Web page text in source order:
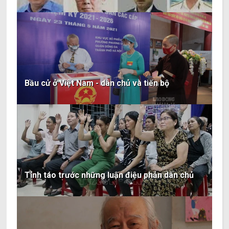
Bầu cử ở Việt Nam - dân chủ và tiến bộ
Tỉnh táo trước những luận điệu phản dân chủ